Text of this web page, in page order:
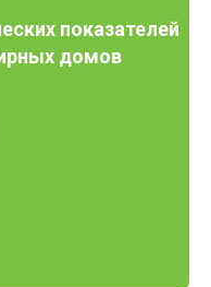
показателей
домов